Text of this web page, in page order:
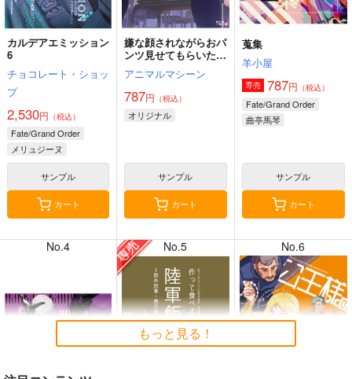
8月3日掲載 8月3日掲載
8月2日掲載
7月31日掲載 7月31日掲載
7月30日掲載
カルデアエミッション
6
チョコレート・ショッ
プ
2,530円 （税込）
Fate/Grand Order
メリュジーヌ
サンプル
カート
嫌な顔されながらおパ
ンツ見せてもらいたい
本14
アニマルマシーン
787円 （税込）
オリジナル
サンプル
カート
蒐集
羊小屋
専売 787円 （税込）
Fate/Grand Order
曲亭馬琴
サンプル
カート
No.4 No.5 No.6
もっと見る！